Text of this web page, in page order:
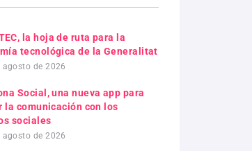
la hoja de ruta para la
tecnológica de la Generalitat
agosto de 2026
Social, una nueva app para
la comunicación con los
sociales
agosto de 2026